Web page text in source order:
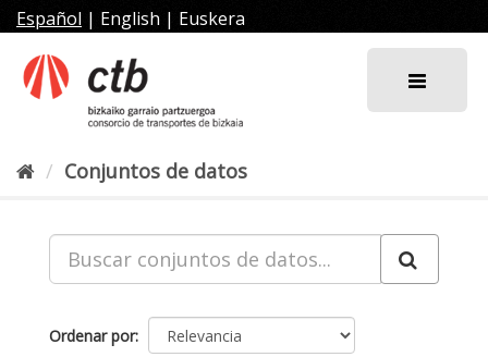
al
contenido
Español | English | Euskera
Conjuntos de datos
Ordenar por